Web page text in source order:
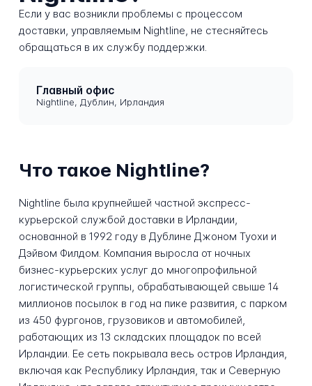
Если у вас возникли проблемы с процессом
доставки, управляемым Nightline, не стесняйтесь
обращаться в их службу поддержки.
Главный офис
Nightline, Дублин, Ирландия
Что такое Nightline?
Nightline была крупнейшей частной экспресс-
курьерской службой доставки в Ирландии,
основанной в 1992 году в Дублине Джоном Туохи и
Дэйвом Филдом. Компания выросла от ночных
бизнес-курьерских услуг до многопрофильной
логистической группы, обрабатывающей свыше 14
миллионов посылок в год на пике развития, с парком
из 450 фургонов, грузовиков и автомобилей,
работающих из 13 складских площадок по всей
Ирландии. Ее сеть покрывала весь остров Ирландия,
включая как Республику Ирландия, так и Северную